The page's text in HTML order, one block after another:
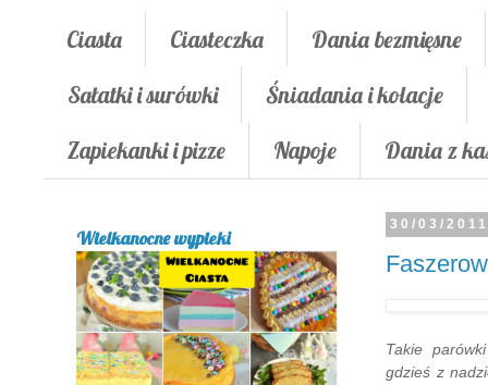
Ciasta Ciasteczka
Dania bezmięsne
Sałatki i surówki
Śniadania i kolacje
Zapiekanki i pizze
Napoje Dania z
30/03/
Takie
gdzieś z
Wielkanocne wypieki